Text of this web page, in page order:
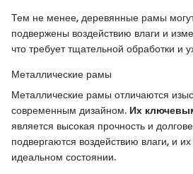
Тем не менее, деревянные рамы
подвержены воздействию влаги и
что требует тщательной обработки и
Металлические рамы
Металлические рамы отличаются
современным дизайном. Их
является высокая прочность и
подвергаются воздействию влаги, и
идеальном состоянии.